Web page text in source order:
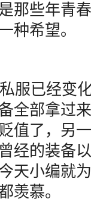
那些年青
种希望。
服已经变
全部拿过
值了，另
经的装备
天小编就
羡慕。